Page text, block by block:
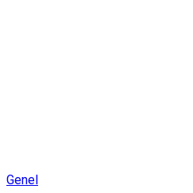
Posted
Genel